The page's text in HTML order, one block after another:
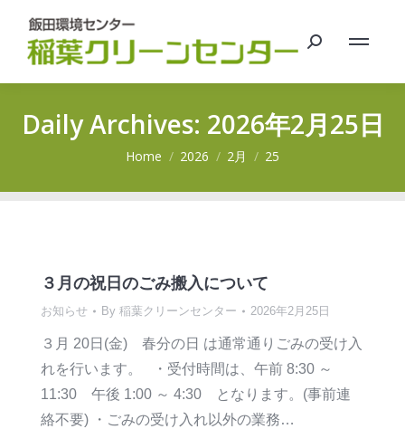
Search:
Daily Archives: 2026年2月25日
You are here:
Home 2026 2月 25
３月の祝日のごみ搬入について
お知らせ By 稲葉クリーンセンター 2026年2月25日
３月 20日(金) 春分の日 は通常通りごみの受け入
れを行います。 ・受付時間は、午前 8:30 ～
11:30 午後 1:00 ～ 4:30 となります。(事前連
絡不要) ・ごみの受け入れ以外の業務…